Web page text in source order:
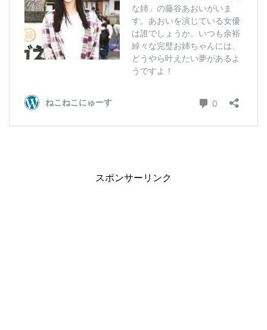
スポンサーリンク